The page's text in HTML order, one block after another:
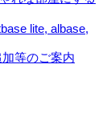
lite, albase,
等のご案内